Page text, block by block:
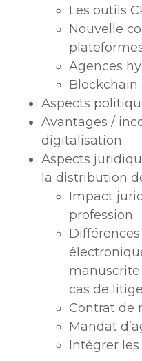
Les outils
Nouvelle
Agences
Blockchain
Aspects
Avantages /
digitalisation
Aspects
la distribution
Impact
profession
cas de litige
Contrat de
Mandat
Intégrer